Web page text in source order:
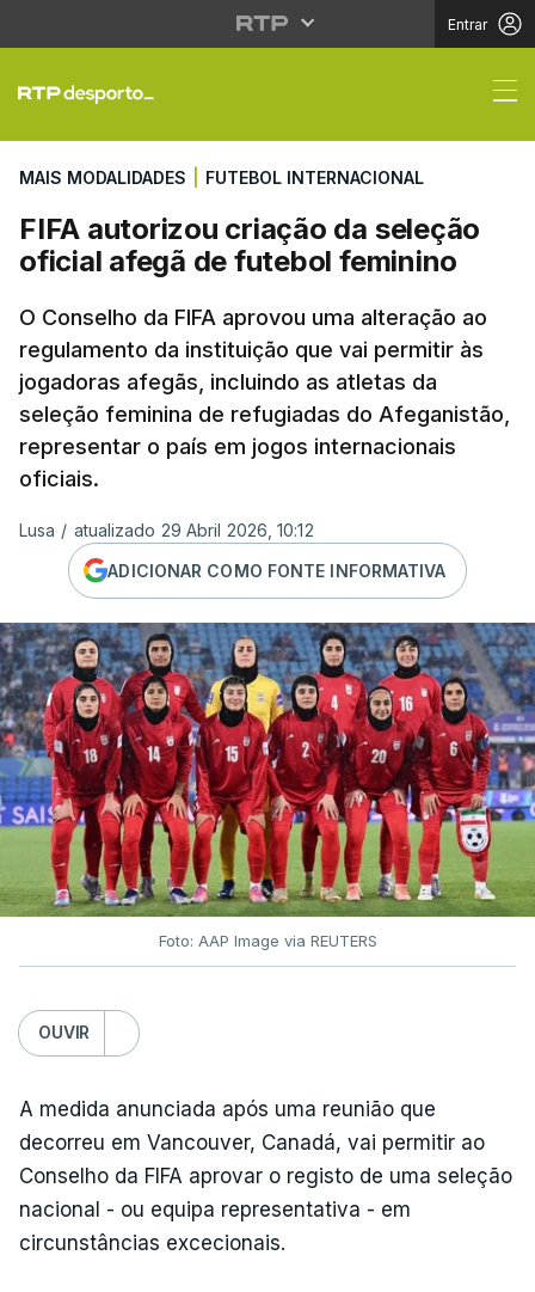
Entrar
FIFA autorizou
MAIS MODALIDADES FUTEBOL INTERNACIONAL
FIFA autorizou criação da seleção
oficial afegã de futebol feminino
O Conselho da FIFA aprovou uma alteração ao
regulamento da instituição que vai permitir às
jogadoras afegãs, incluindo as atletas da
seleção feminina de refugiadas do Afeganistão,
representar o país em jogos internacionais
oficiais.
Lusa / atualizado 29 Abril 2026, 10:12
ADICIONAR COMO FONTE INFORMATIVA
Foto: AAP Image via REUTERS
OUVIR
A medida anunciada após uma reunião que
decorreu em Vancouver, Canadá, vai permitir ao
Conselho da FIFA aprovar o registo de uma seleção
nacional - ou equipa representativa - em
circunstâncias excecionais.